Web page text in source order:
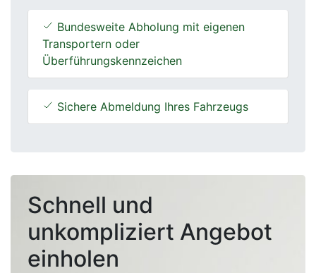
Bundesweite Abholung mit eigenen
Transportern oder
Überführungskennzeichen
Sichere Abmeldung Ihres Fahrzeugs
Schnell und
unkompliziert Angebot
einholen